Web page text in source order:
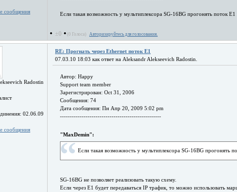
сообщения Если такая возможность у мультиплексора SG-16BG прогонять поток
±0 (0 Голоса) Авторизируйтесь для голосования.
Radostin
02.06.09
сообщения
RE: Прогнать через Ethernet поток Е1
07.03.10 18:03 как ответ на Aleksandr Alekseevich Radostin.
Автор: Happy
Support team member
Зарегистрирован: Oct 31, 2006
Сообщения: 74
Дата сообщения: Пн Апр 20, 2009 5:02 pm
---------------------------------------------------
"MaxDemin":
Если такая возможность у мультиплексора SG-16BG прогонять
SG-16BG не позволяет реализовать такую схему.
Если через E1 будет передаваться IP трафик, то можно использовать